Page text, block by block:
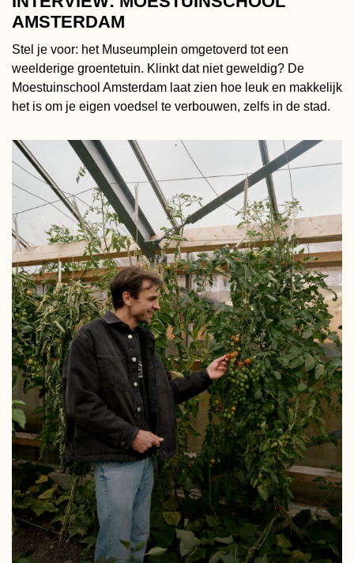
AMSTERDAM
Stel je voor: het Museumplein omgetoverd tot een
weelderige groentetuin. Klinkt dat niet geweldig? De
Moestuinschool Amsterdam laat zien hoe leuk en makkelijk
het is om je eigen voedsel te verbouwen, zelfs in de stad.